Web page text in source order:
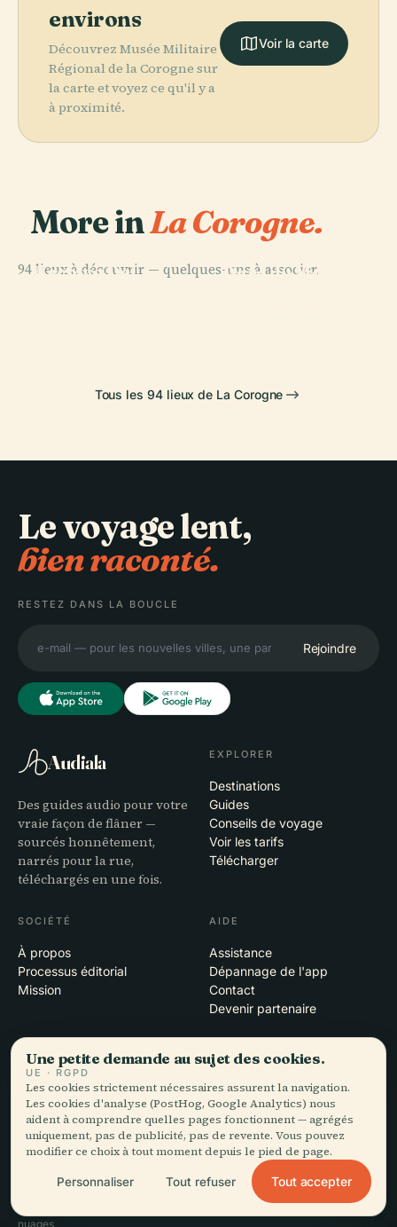
environs
Découvrez Musée Militaire
Régional de la Corogne sur
la carte et voyez ce qu'il y a
à proximité.
Voir la carte
More inLa Corogne.
94 lieux à découvrir — quelques-uns à associer.
PLACE
Parc du Monte
Archivo Del
PLACE
Tous les 94 lieux de La Corogne
Le voyage lent,
bien raconté.
RESTEZ DANS LA BOUCLE
Rejoindre
Audiala
Des guides audio pour votre
vraie façon de flâner —
sourcés honnêtement,
narrés pour la rue,
téléchargés en une fois.
EXPLORER
Destinations
Guides
Conseils de voyage
Voir les tarifs
Télécharger
SOCIÉTÉ
À propos
Processus éditorial
Mission
AIDE
Assistance
Dépannage de l'app
Contact
Devenir partenaire
Confidentialité
Conditions
Paramètres des cookies
Supprimer le compte
nuages
Une petite demande au sujet des cookies.
UE · RGPD
Les cookies strictement nécessaires assurent la navigation.
Les cookies d'analyse (PostHog, Google Analytics) nous
aident à comprendre quelles pages fonctionnent — agrégés
uniquement, pas de publicité, pas de revente. Vous pouvez
modifier ce choix à tout moment depuis le pied de page.
Personnaliser Tout refuser Tout accepter